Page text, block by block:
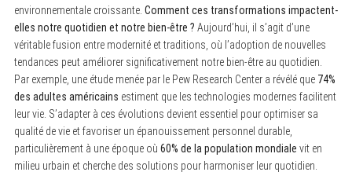
environnementale croissante. Comment ces transformations impactent-
elles notre quotidien et notre bien-être ? Aujourd’hui, il s’agit d’une
véritable fusion entre modernité et traditions, où l’adoption de nouvelles
tendances peut améliorer significativement notre bien-être au quotidien.
Par exemple, une étude menée par le Pew Research Center a révélé que 74%
des adultes américains estiment que les technologies modernes facilitent
leur vie. S’adapter à ces évolutions devient essentiel pour optimiser sa
qualité de vie et favoriser un épanouissement personnel durable,
particulièrement à une époque où 60% de la population mondiale vit en
milieu urbain et cherche des solutions pour harmoniser leur quotidien.